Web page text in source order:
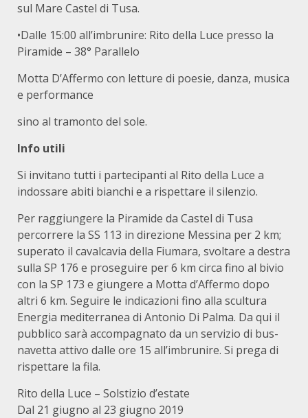
sul Mare Castel di Tusa.
•Dalle 15:00 all’imbrunire: Rito della Luce presso la
Piramide – 38° Parallelo
Motta D’Affermo con letture di poesie, danza, musica
e performance
sino al tramonto del sole.
Info utili
Si invitano tutti i partecipanti al Rito della Luce a
indossare abiti bianchi e a rispettare il silenzio.
Per raggiungere la Piramide da Castel di Tusa
percorrere la SS 113 in direzione Messina per 2 km;
superato il cavalcavia della Fiumara, svoltare a destra
sulla SP 176 e proseguire per 6 km circa fino al bivio
con la SP 173 e giungere a Motta d’Affermo dopo
altri 6 km. Seguire le indicazioni fino alla scultura
Energia mediterranea di Antonio Di Palma. Da qui il
pubblico sarà accompagnato da un servizio di bus-
navetta attivo dalle ore 15 all’imbrunire. Si prega di
rispettare la fila.
Rito della Luce – Solstizio d’estate
Dal 21 giugno al 23 giugno 2019